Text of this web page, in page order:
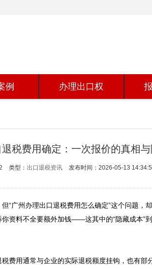
例 办理出口权
税费用确定：一次报价的真相
类型： 出口退税资讯 发布时间：2026-05-13
“广州办理出口退税费用怎么确定”这个问题
资料不全要额外加钱——这其中的“隐藏成本”
费用通常与企业的实际退税额度挂钩，也有